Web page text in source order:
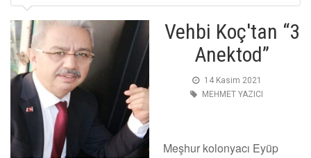
Vehbi Koç'tan “3
Anektod”
14 Kasim 2021
MEHMET YAZICI
Meşhur kolonyacı Eyüp